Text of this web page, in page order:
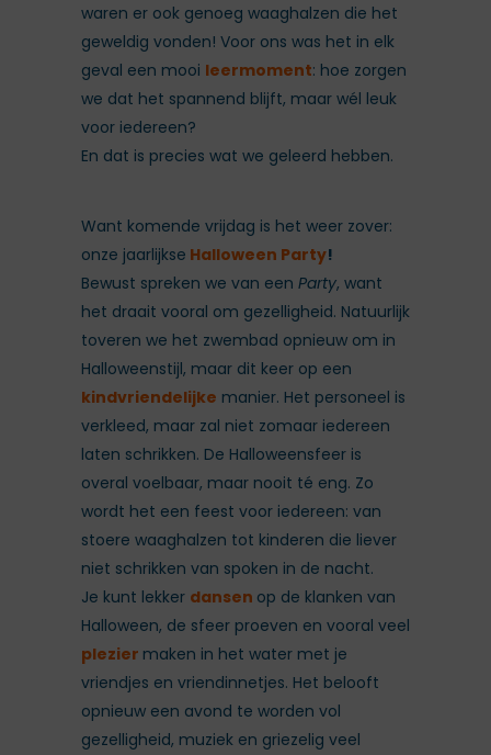
waren er ook genoeg waaghalzen die het
geweldig vonden! Voor ons was het in elk
geval een mooi leermoment: hoe zorgen
we dat het spannend blijft, maar wél leuk
voor iedereen?
En dat is precies wat we geleerd hebben.
Want komende vrijdag is het weer zover:
onze jaarlijkse Halloween Party!
Bewust spreken we van een Party, want
het draait vooral om gezelligheid. Natuurlijk
toveren we het zwembad opnieuw om in
Halloweenstijl, maar dit keer op een
kindvriendelijke manier. Het personeel is
verkleed, maar zal niet zomaar iedereen
laten schrikken. De Halloweensfeer is
overal voelbaar, maar nooit té eng. Zo
wordt het een feest voor iedereen: van
stoere waaghalzen tot kinderen die liever
niet schrikken van spoken in de nacht.
Je kunt lekker dansen op de klanken van
Halloween, de sfeer proeven en vooral veel
plezier maken in het water met je
vriendjes en vriendinnetjes. Het belooft
opnieuw een avond te worden vol
gezelligheid, muziek en griezelig veel